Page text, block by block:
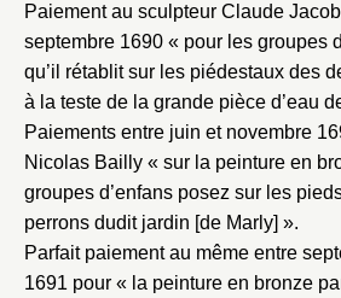
Paiement au sculpteur Claude
septembre 1690 « pour les groupes
qu’il rétablit sur les piédestaux des
à la teste de la grande pièce d’eau
Paiements entre juin et novembre
Nicolas Bailly « sur la peinture en
groupes d’enfans posez sur les
perrons dudit jardin [de Marly] ».
Parfait paiement au même entre
1691 pour « la peinture en bronze